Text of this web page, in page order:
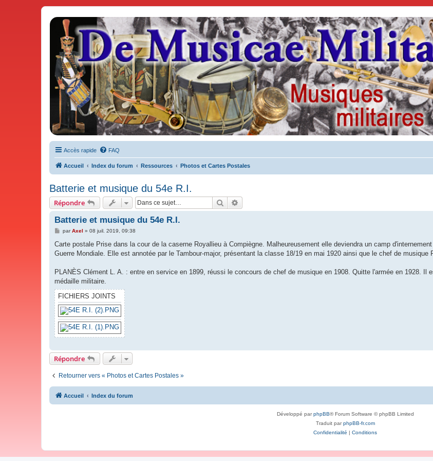
De Musicae Militari - Forums
Forums de discussions
Accès rapide FAQ
Accueil Index du forum Ressources Photos et Cartes Postales
Batterie et musique du 54e R.I.
Répondre Rechercher
Batterie et musique du 54e R.I.
M
s
a
parAxel » 08 juil. 2019, 09:38
Carte postale Prise dans la cour de la caserne Royallieu à Compiègne. Malheureusement elle deviendra un camp
Guerre Mondiale. Elle est annotée par le Tambour-major, présentant la classe 18/19 en mai 1920 ainsi que le chef de musique
PLANÈS Clément L. A. : entre en service en 1899, réussi le concours de chef de musique en 1908. Quitte l'armée en 1928. Il
médaille militaire.
FICHIERS JOINTS
Répondre
Retourner vers « Photos et Cartes Postales »
Accueil Index du forum
Développé parphpBB® Forum Software © phpBB Limited
Traduit parphpBB-fr.com
Confidentialité | Conditions